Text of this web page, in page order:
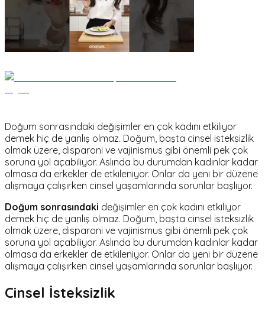
Doğum sonrasındaki değişimler en çok kadını etkiliyor
demek hiç de yanlış olmaz. Doğum, başta cinsel isteksizlik
olmak üzere, disparoni ve vajinismus gibi önemli pek çok
soruna yol açabiliyor. Aslında bu durumdan kadınlar kadar
olmasa da erkekler de etkileniyor. Onlar da yeni bir düzene
alışmaya çalışırken cinsel yaşamlarında sorunlar başlıyor.
Doğum sonrasındaki değişimler en çok kadını etkiliyor
demek hiç de yanlış olmaz. Doğum, başta cinsel isteksizlik
olmak üzere, disparoni ve vajinismus gibi önemli pek çok
soruna yol açabiliyor. Aslında bu durumdan kadınlar kadar
olmasa da erkekler de etkileniyor. Onlar da yeni bir düzene
alışmaya çalışırken cinsel yaşamlarında sorunlar başlıyor.
Cinsel İsteksizlik